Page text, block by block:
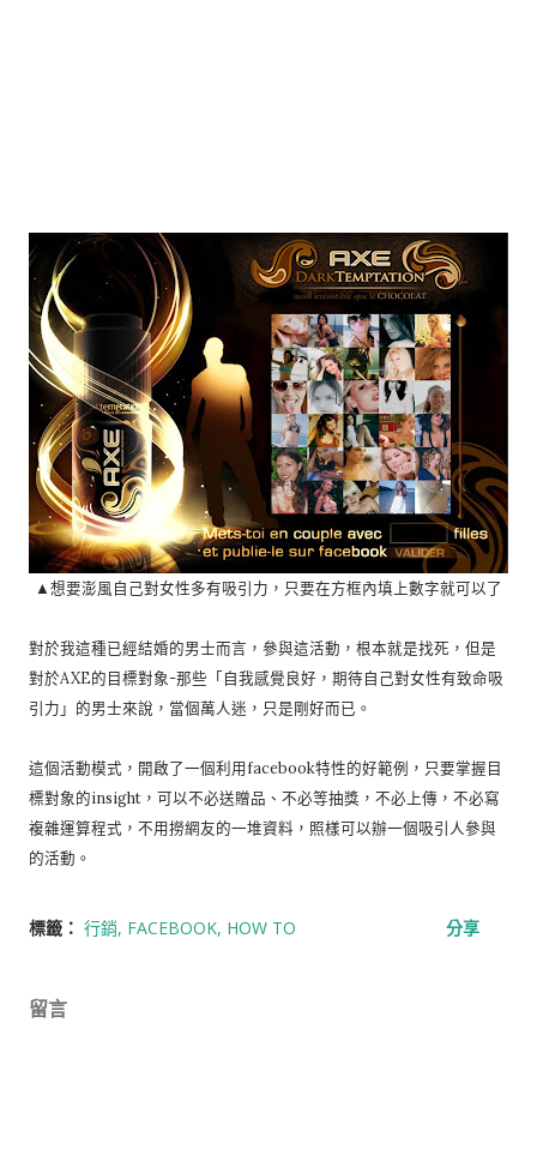
▲想要澎風自己對女性多有吸引力，只要在方框內填上數字就可以了
對於我這種已經結婚的男士而言，參與這活動，根本就是找死，但是
對於AXE的目標對象-那些「自我感覺良好，期待自己對女性有致命吸
引力」的男士來說，當個萬人迷，只是剛好而已。
這個活動模式，開啟了一個利用facebook特性的好範例，只要掌握目
標對象的insight，可以不必送贈品、不必等抽獎，不必上傳，不必寫
複雜運算程式，不用撈網友的一堆資料，照樣可以辦一個吸引人參與
的活動。
標籤： 行銷 FACEBOOK HOW TO 分享
留言